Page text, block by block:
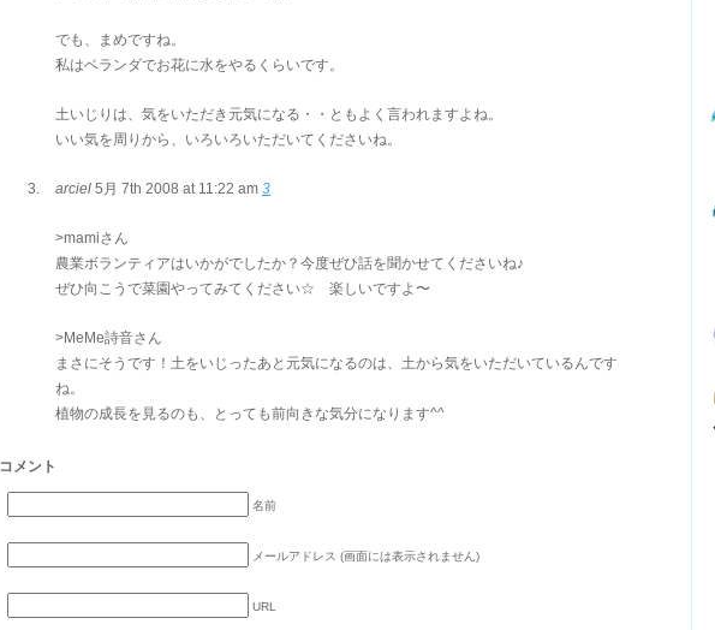
でも、まめですね。
私はベランダでお花に水をやるくらいです。
土いじりは、気をいただき元気になる・・ともよく言われますよね。
いい気を周りから、いろいろいただいてくださいね。
arciel 5月 7th 2008 at 11:22 am 3
>mamiさん
農業ボランティアはいかがでしたか？今度ぜひ話を聞かせてくださいね♪
ぜひ向こうで菜園やってみてください☆ 楽しいですよ〜
>MeMe詩音さん
まさにそうです！土をいじったあと元気になるのは、土から気をいただいているんです
ね。
植物の成長を見るのも、とっても前向きな気分になります^^
コメント
名前
メールアドレス (画面には表示されません)
URL